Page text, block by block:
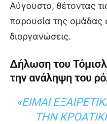
Αύγουστο, θέτοντας
παρουσία της ομάδας
διοργανώσεις.
Δήλωση του
την ανάληψη του
«ΕΊΜΑΙ
ΤΗΝ